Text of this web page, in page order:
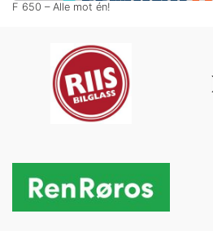
F 650 – Alle mot én!